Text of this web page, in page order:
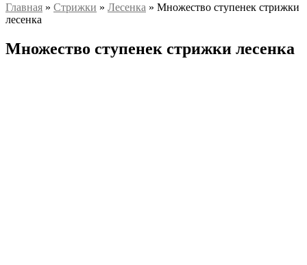
Главная » Стрижки » Лесенка » Множество ступенек стрижки
лесенка
Множество ступенек стрижки лесенка